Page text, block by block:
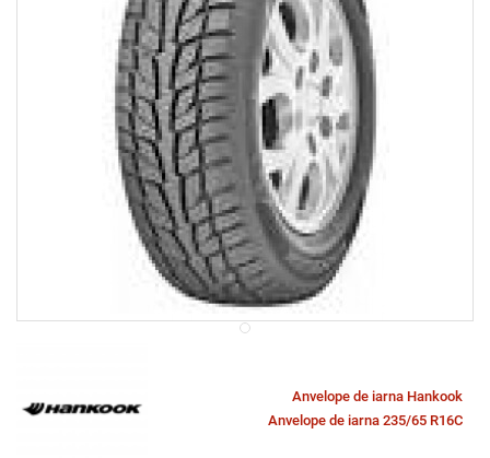
Anvelope de iarna Hankook
Anvelope de iarna 235/65 R16C